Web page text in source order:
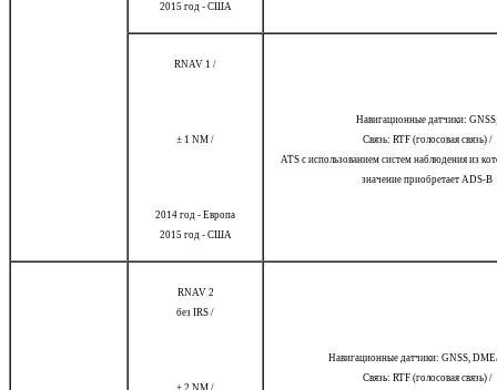
2015 год - США
RNAV 1 /
± 1 NM /
2014 год - Европа
2015 год - США
Навигационные датчики:
Связь: RTF (голосовая связь) /
ATS с использованием систем наблюдения из
значение приобретает ADS-B
RNAV 2
без IRS /
Навигационные датчики: GNSS,
Связь: RTF (голосовая связь) /